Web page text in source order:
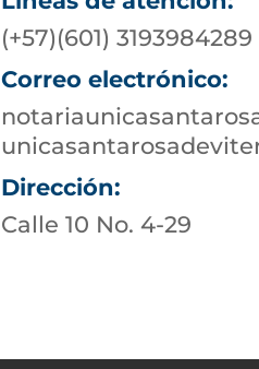
(+57)(601) 3193984289
Correo electrónico:
Dirección:
Calle 10 No. 4-29